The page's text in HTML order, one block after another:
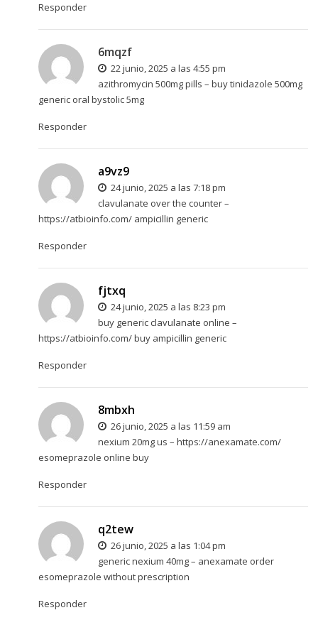
Responder
6mqzf
22 junio, 2025 a las 4:55 pm
azithromycin 500mg pills – buy tinidazole 500mg
genericoral bystolic 5mg
Responder
a9vz9
24 junio, 2025 a las 7:18 pm
clavulanate over the counter –
https://atbioinfo.com/ampicillin generic
Responder
fjtxq
24 junio, 2025 a las 8:23 pm
buy generic clavulanate online –
https://atbioinfo.com/buy ampicillin generic
Responder
8mbxh
26 junio, 2025 a las 11:59 am
nexium 20mg us – https://anexamate.com/
esomeprazole online buy
Responder
q2tew
26 junio, 2025 a las 1:04 pm
generic nexium 40mg – anexamate order
esomeprazole without prescription
Responder